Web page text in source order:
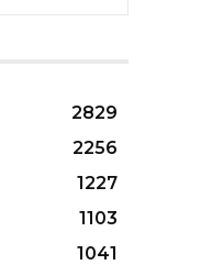
2829
2256
1227
1103
1041